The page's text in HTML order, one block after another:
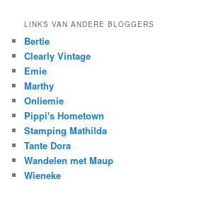
LINKS VAN ANDERE BLOGGERS
Bertie
Clearly Vintage
Emie
Marthy
Onliemie
Pippi's Hometown
Stamping Mathilda
Tante Dora
Wandelen met Maup
Wieneke